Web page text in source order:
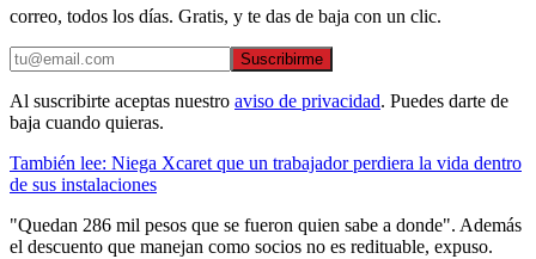
correo, todos los días. Gratis, y te das de baja con un clic.
Suscribirme
Al suscribirte aceptas nuestro aviso de privacidad. Puedes darte de
baja cuando quieras.
También lee: Niega Xcaret que un trabajador perdiera la vida dentro
de sus instalaciones
"Quedan 286 mil pesos que se fueron quien sabe a donde". Además
el descuento que manejan como socios no es redituable, expuso.